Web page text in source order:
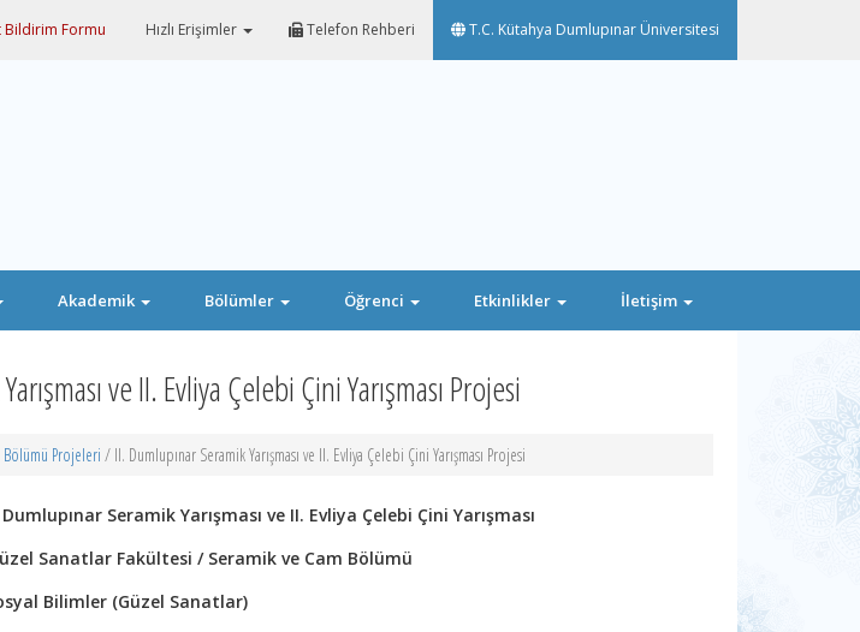
Bildirim Formu Hızlı Erişimler Telefon Rehberi T.C. Kütahya Dumlupınar Üniversitesi
Akademik Bölümler Öğrenci Etkinlikler İletişim
ve II. Evliya Çelebi Çini Yarışması Projesi
Bölümü Projeleri / II. Dumlupınar Seramik Yarışması ve II. Evliya Çelebi Çini Yarışması Projesi
Seramik Yarışması ve II. Evliya Çelebi Çini Yarışması
Sanatlar Fakültesi / Seramik ve Cam Bölümü
Bilimler (Güzel Sanatlar)